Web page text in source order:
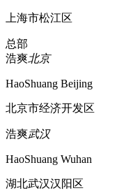
上海市松江区
总部
浩爽北京
HaoShuang Beijing
北京市经济开发区
浩爽武汉
HaoShuang Wuhan
湖北武汉汉阳区